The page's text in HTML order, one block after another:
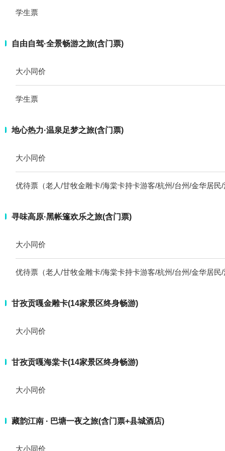
学生票
自由自驾·全景畅游之旅(含门票)
大小同价
学生票
地心热力·温泉足梦之旅(含门票)
大小同价
优待票（老人/甘牧金雕卡/海棠卡持卡游客/杭州/台州/金华居民/
寻味高原·黑帐篷欢乐之旅(含门票)
大小同价
优待票（老人/甘牧金雕卡/海棠卡持卡游客/杭州/台州/金华居民/
甘孜贡嘎金雕卡(14家景区终身畅游)
大小同价
甘孜贡嘎海棠卡(14家景区终身畅游)
大小同价
藏韵江南 · 巴塘一夜之旅(含门票+县城酒店)
大小同价